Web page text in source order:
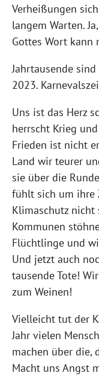
Verheißungen
langem Warten.
Gottes Wort kann
Jahrtausende
2023.
Uns ist das Herz
herrscht Krieg
Frieden ist nicht
Land wir teurer
sie über die
fühlt sich um ihre
Klimaschutz nicht
Kommunen
Flüchtlinge und
Und jetzt auch
tausende Tote!
zum Weinen!
Vielleicht tut der
Jahr vielen
machen über die,
Macht uns Angst